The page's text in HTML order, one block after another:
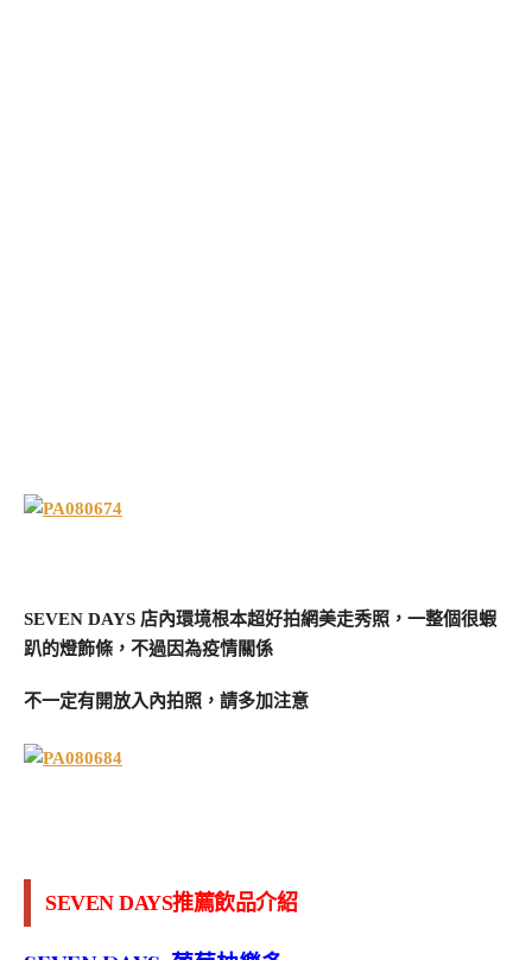
SEVEN DAYS 店內環境根本超好拍網美走秀照，一整個很蝦
趴的燈飾條，不過因為疫情關係
不一定有開放入內拍照，請多加注意
SEVEN DAYS推薦飲品介紹